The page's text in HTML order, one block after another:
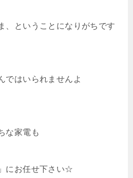
、ということになりがちです
ではいられませんよ
な家電も
にお任せ下さい☆